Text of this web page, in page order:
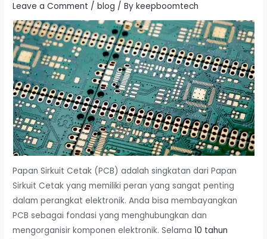
Leave a Comment /blog / Bykeepboomtech
Papan Sirkuit Cetak (PCB) adalah singkatan dari Papan
Sirkuit Cetak yang memiliki peran yang sangat penting
dalam perangkat elektronik. Anda bisa membayangkan
PCB sebagai fondasi yang menghubungkan dan
mengorganisir komponen elektronik. Selama10 tahun